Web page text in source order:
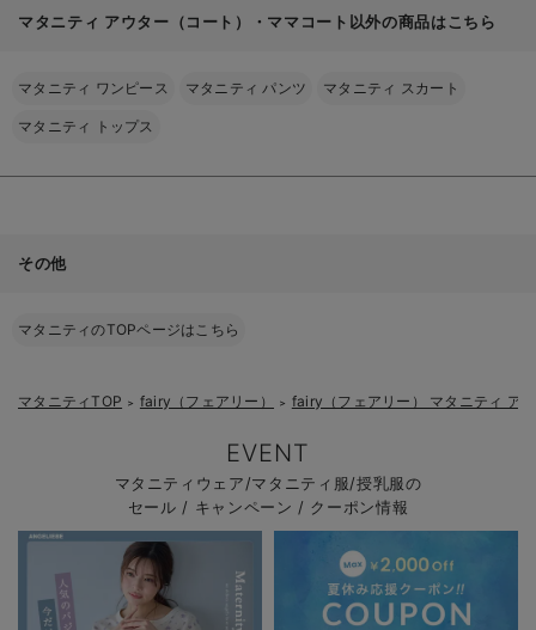
マタニティ アウター（コート）・ママコート以外の商品はこちら
マタニティ ワンピース マタニティ パンツ マタニティ スカート
マタニティ トップス
その他
マタニティのTOPページはこちら
マタニティTOP ＞ fairy（フェアリー） ＞ fairy（フェアリー） マタニティ ア
EVENT
マタニティウェア/マタニティ服/授乳服の
セール / キャンペーン / クーポン情報